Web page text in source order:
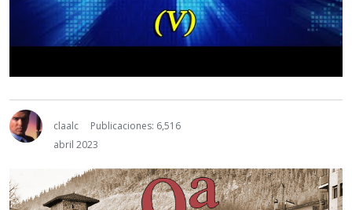
claalc
Publicaciones: 6,516
abril 2023